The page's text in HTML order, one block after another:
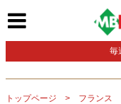
毎
トップページ フランス